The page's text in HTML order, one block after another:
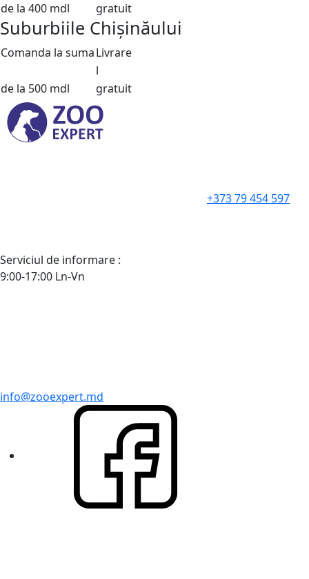
de la 400 mdl gratuit
Suburbiile Chișinăului
Comanda la sumaLivrare
l
de la 500 mdl
gratuit
+373 79 454 597
Serviciul de informare :
9:00-17:00 Ln-Vn
info@zooexpert.md